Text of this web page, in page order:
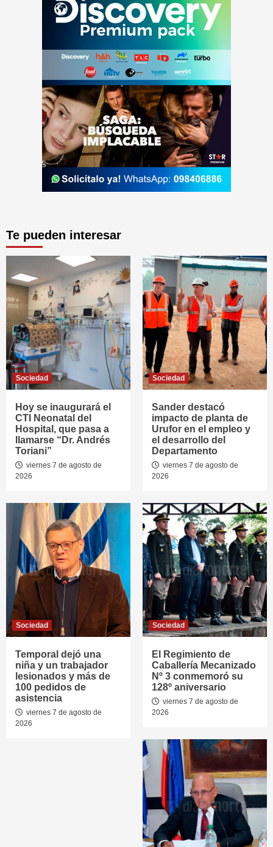
Te pueden interesar
Sociedad
Hoy se inaugurará el
CTI Neonatal del
Hospital, que pasa a
llamarse “Dr. Andrés
Toriani”
viernes 7 de agosto de
2026
Sociedad
Sander destacó
impacto de planta de
Urufor en el empleo y
el desarrollo del
Departamento
viernes 7 de agosto de
2026
Sociedad
Temporal dejó una
niña y un trabajador
lesionados y más de
100 pedidos de
asistencia
viernes 7 de agosto de
2026
Sociedad
El Regimiento de
Caballería Mecanizado
Nº 3 conmemoró su
128º aniversario
viernes 7 de agosto de
2026